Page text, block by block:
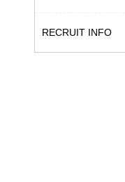
RECRUIT INFO